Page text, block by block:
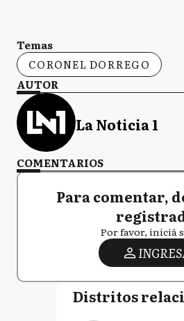
Temas
CORONEL DORREGO
AUTOR
La Noticia 1
COMENTARIOS
Para comentar,
Por favor, iniciá
Distritos